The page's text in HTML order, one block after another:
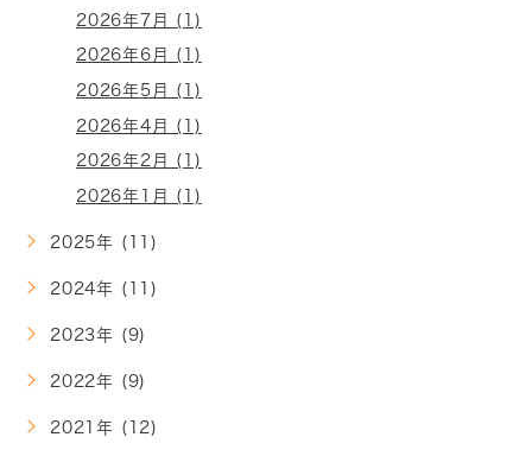
2026年7月 (1)
2026年6月 (1)
2026年5月 (1)
2026年4月 (1)
2026年2月 (1)
2026年1月 (1)
2025年 (11)
2024年 (11)
2023年 (9)
2022年 (9)
2021年 (12)